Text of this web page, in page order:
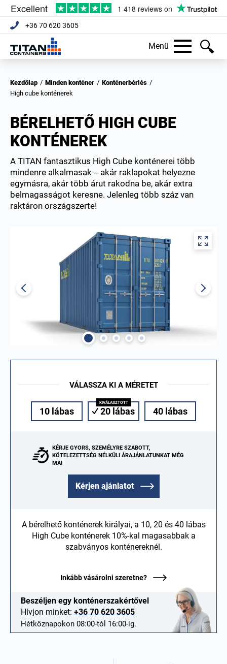
+36 70 620 3605
Menü
Kezdőlap / Minden konténer / Konténerbérlés /
High cube konténerek
BÉRELHETŐ HIGH CUBE
KONTÉNEREK
A TITAN fantasztikus High Cube konténerei több
mindenre alkalmasak – akár raklapokat helyezne
egymásra, akár több árut rakodna be, akár extra
belmagasságot keresne. Jelenleg több száz van
raktáron országszerte!
VÁLASSZA KI A MÉRETET
10 lábas 20 lábas 40 lábas
Kérjen ajánlatot
KÉRJE GYORS, SZEMÉLYRE SZABOTT,
KÖTELEZETTSÉG NÉLKÜLI ÁRAJÁNLATUNKAT MÉG
MA!
A bérelhető konténerek királyai, a 10, 20 és 40 lábas
High Cube konténerek 10%-kal magasabbak a
szabványos konténereknél.
Inkább vásárolni szeretne?
Beszéljen egy konténerszakértővel
Hívjon minket: +36 70 620 3605
Hétköznapokon 08:00-tól 16:00-ig.